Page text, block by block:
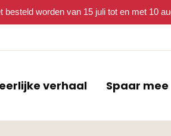
besteld worden van 15 juli tot en met 10
verhaal Spaar mee